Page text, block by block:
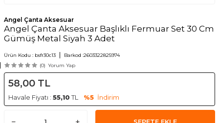
Angel Çanta Aksesuar
Angel Çanta Aksesuar Başlıklı Fermuar Set 30 Cm
Gümüş Metal Siyah 3 Adet
Ürün Kodu : bsfr30c13 Barkod :2603322825974
(0) Yorum Yap
58,00 TL
Havale Fiyatı : 55,10TL %5 İndirim